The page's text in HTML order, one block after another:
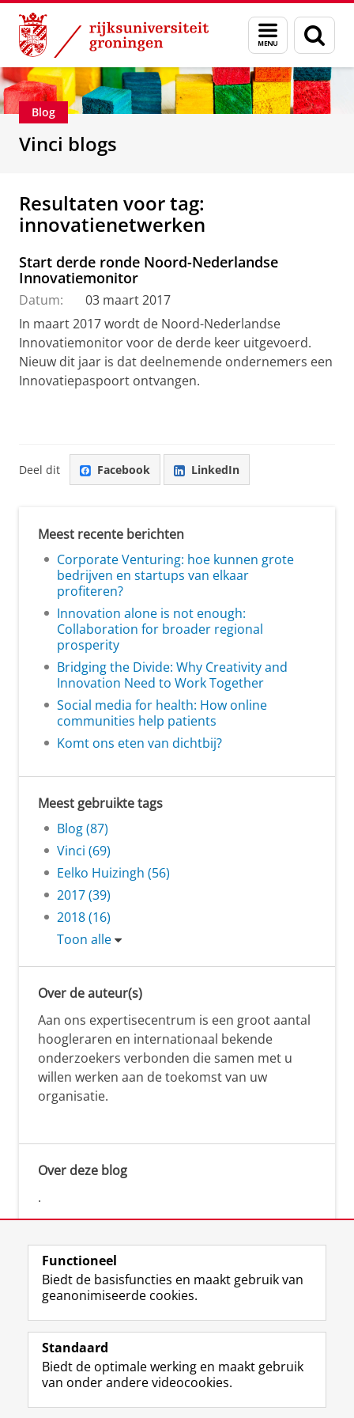
Skip
Content
Skip
Navigation
Menu
en
zoeken
Department of Innovation Management &
Blog
Vinci blogs
Resultaten voor tag:
innovatienetwerken
Start derde ronde Noord-Nederlandse
Innovatiemonitor
Datum:
03 maart 2017
In maart 2017 wordt de Noord-Nederlandse
Innovatiemonitor voor de derde keer uitgevoerd.
Nieuw dit jaar is dat deelnemende ondernemers een
Innovatiepaspoort ontvangen.
Deel dit Facebook LinkedIn
Meest recente berichten
Corporate Venturing: hoe kunnen grote
bedrijven en startups van elkaar
profiteren?
Innovation alone is not enough:
Collaboration for broader regional
prosperity
Bridging the Divide: Why Creativity and
Innovation Need to Work Together
Social media for health: How online
communities help patients
Komt ons eten van dichtbij?
Meest gebruikte tags
Blog (87)
Vinci (69)
Eelko Huizingh (56)
2017 (39)
2018 (16)
Toon alle
Over de auteur(s)
Aan ons expertisecentrum is een groot aantal
hoogleraren en internationaal bekende
onderzoekers verbonden die samen met u
willen werken aan de toekomst van uw
organisatie.
Over deze blog
.
Volg de RUG
F
a
e
b
L
i
k
e
R
S
-
f
I
n
t
Y
o
T
Studiekiezers
Functioneel
Biedt de basisfuncties en maakt gebruik van
geanonimiseerde cookies.
Standaard
Biedt de optimale werking en maakt gebruik
van onder andere videocookies.